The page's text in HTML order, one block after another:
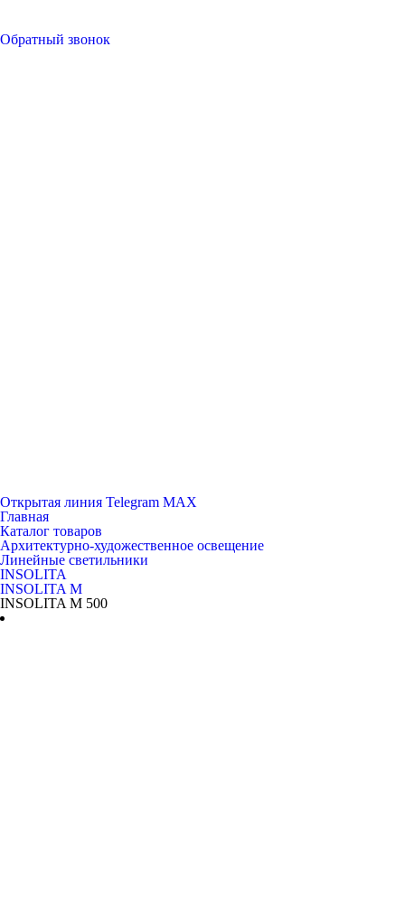
Обратный звонок
Открытая линия Telegram MAX
Главная
Каталог товаров
Архитектурно-художественное освещение
Линейные светильники
INSOLITA
INSOLITA M
INSOLITA M 500